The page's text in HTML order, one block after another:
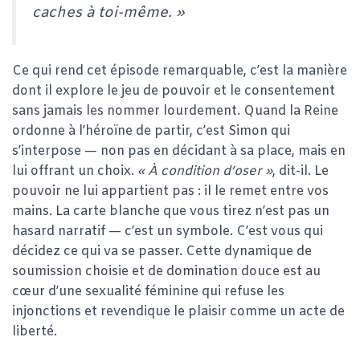
caches à toi-même. »
Ce qui rend cet épisode remarquable, c’est la manière
dont il explore le jeu de pouvoir et le consentement
sans jamais les nommer lourdement. Quand la Reine
ordonne à l’héroïne de partir, c’est Simon qui
s’interpose — non pas en décidant à sa place, mais en
lui offrant un choix. « À condition d’oser », dit-il. Le
pouvoir ne lui appartient pas : il le remet entre vos
mains. La carte blanche que vous tirez n’est pas un
hasard narratif — c’est un symbole. C’est vous qui
décidez ce qui va se passer. Cette dynamique de
soumission choisie et de domination douce est au
cœur d’une sexualité féminine qui refuse les
injonctions et revendique le plaisir comme un acte de
liberté.